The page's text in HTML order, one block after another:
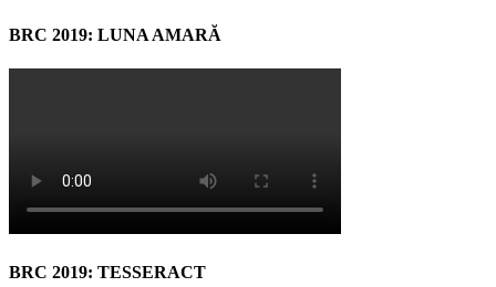
BRC 2019: LUNA AMARĂ
BRC 2019: TESSERACT